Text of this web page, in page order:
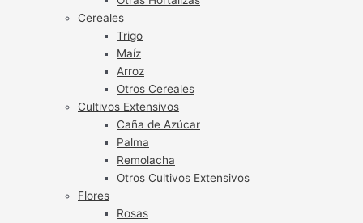
Cereales
Trigo
Maíz
Arroz
Otros Cereales
Cultivos Extensivos
Caña de Azúcar
Palma
Remolacha
Otros Cultivos Extensivos
Flores
Rosas